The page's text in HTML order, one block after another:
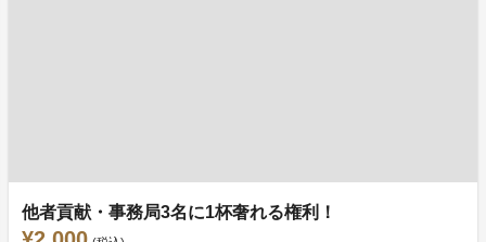
他者貢献・事務局3名に1杯奢れる権利！